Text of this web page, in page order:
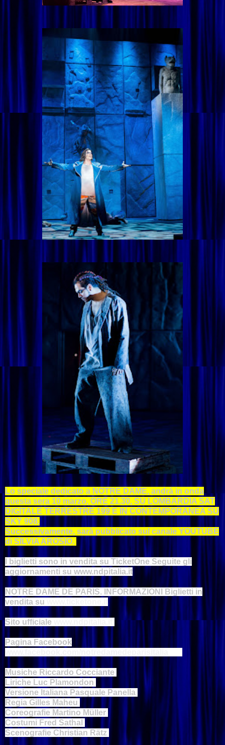
Lo speciale dedicato a NOTRE DAME, andrà in onda
questa sera 10 marzo, ORE 21.30, SU LOMBARDIA SAT
DIGITALE TERRESTRE 199 E IN CONTEMPORANEA SU
SKY 908.
Successivamente, sarà pubblicato sul canale YOUTUBE
di SILVIA AROSIO.
I biglietti sono in vendita su TicketOne Seguite gli
aggiornamenti su www.ndpitalia.it
NOTRE DAME DE PARIS. INFORMAZIONI Biglietti in
vendita su
Sito ufficiale
Pagina Facebook
Musiche Riccardo Cocciante
Liriche Luc Plamondon
Versione Italiana Pasquale Panella
Regia Gilles Maheu
Coreografie Martino Müller
Costumi Fred Sathal
Scenografie Christian Rätz